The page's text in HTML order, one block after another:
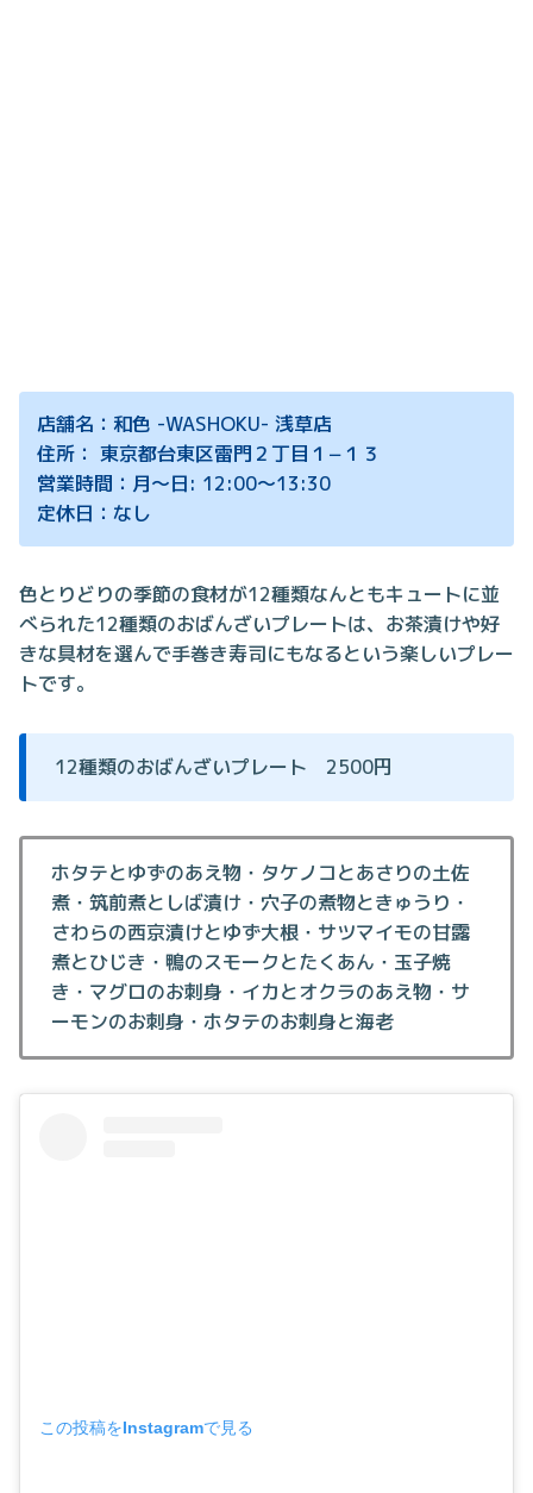
店舗名：和色 -WASHOKU- 浅草店
住所： 東京都台東区雷門２丁目１−１３
営業時間：月～日: 12:00～13:30
定休日：なし
色とりどりの季節の食材が12種類なんともキュートに並
べられた12種類のおばんざいプレートは、お茶漬けや好
きな具材を選んで手巻き寿司にもなるという楽しいプレー
トです。
12種類のおばんざいプレート 2500円
ホタテとゆずのあえ物・タケノコとあさりの土佐
煮・筑前煮としば漬け・穴子の煮物ときゅうり・
さわらの西京漬けとゆず大根・サツマイモの甘露
煮とひじき・鴨のスモークとたくあん・玉子焼
き・マグロのお刺身・イカとオクラのあえ物・サ
ーモンのお刺身・ホタテのお刺身と海老
この投稿をInstagramで見る